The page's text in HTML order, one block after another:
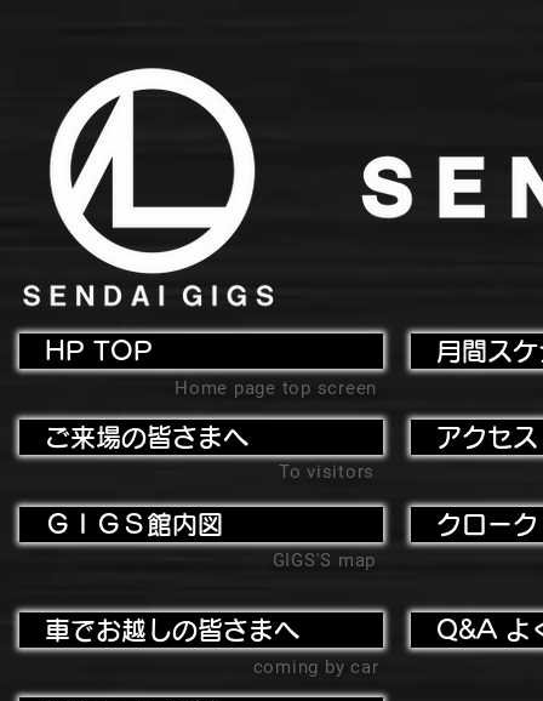
HP TOP
Home page top screen
ご来場の皆さまへ
To visitors
ＧＩＧＳ館内図
GIGS'S map
月間ス
アクセ
クローク
車でお越しの皆さまへ
coming by car
Q&A よ